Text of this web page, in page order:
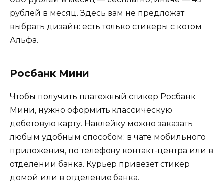
рублей в месяц. Здесь вам не предложат
выбрать дизайн: есть только стикеры с котом
Альфа.
Росбанк Мини
Чтобы получить платежный стикер Росбанк
Мини, нужно оформить классическую
дебетовую карту. Наклейку можно заказать
любым удобным способом: в чате мобильного
приложения, по телефону контакт-центра или в
отделении банка. Курьер привезет стикер
домой или в отделение банка.